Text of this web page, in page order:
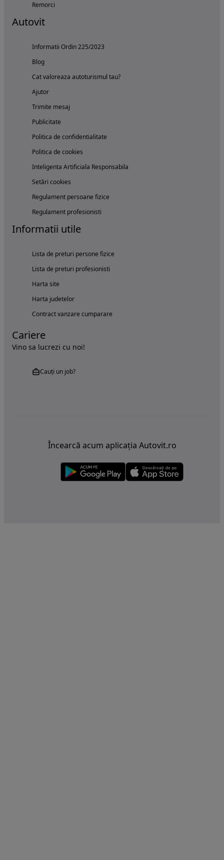
Remorci
Autovit
Informatii Ordin 225/2023
Blog
Cat valoreaza autoturismul tau?
Ajutor
Trimite mesaj
Publicitate
Politica de confidentialitate
Politica de cookies
Inteligenta Artificiala Responsabila
Setări cookies
Regulament persoane fizice
Regulament profesionisti
Informatii utile
Lista de preturi persone fizice
Lista de preturi profesionisti
Harta site
Harta judetelor
Contract vanzare cumparare
Cariere
Vino sa lucrezi cu noi!
Cauți un job?
Încearcă acum aplicația Autovit.ro